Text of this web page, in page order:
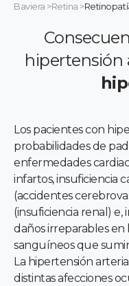
Baviera >Retina >
hipertensión
Los pacientes con
probabilidades de
enfermedades
infartos, insuficiencia
(accidentes
(insuficiencia renal)
daños irreparables en
sanguíneos que
La hipertensión
distintas afecciones